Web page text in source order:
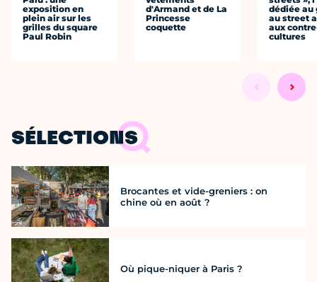
exposition en
plein air sur les
grilles du square
Paul Robin
d'Armand et de La
Princesse
coquette
dédiée au
au street
aux
cultures
SÉLECTIONS
Brocantes et vide-greniers : on
chine où en août ?
Où pique-niquer à Paris ?